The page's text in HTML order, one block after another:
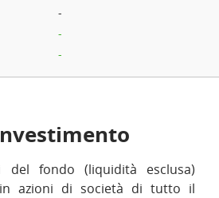
-
-
-
del fondo (liquidità esclusa)
azioni di società di tutto il